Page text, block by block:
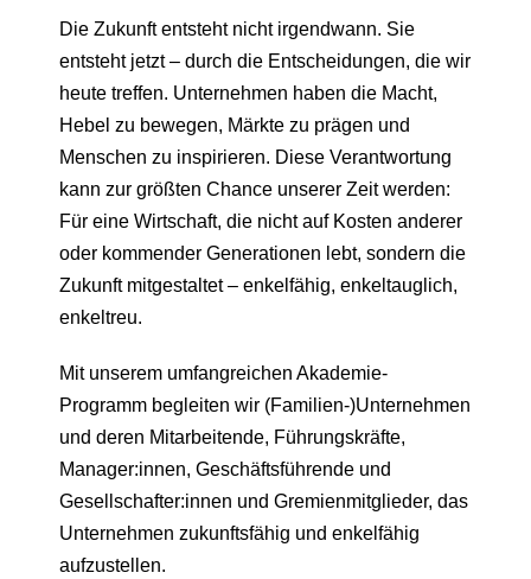
Die Zukunft entsteht nicht irgendwann. Sie
entsteht jetzt – durch die Entscheidungen, die wir
heute treffen. Unternehmen haben die Macht,
Hebel zu bewegen, Märkte zu prägen und
Menschen zu inspirieren. Diese Verantwortung
kann zur größten Chance unserer Zeit werden:
Für eine Wirtschaft, die nicht auf Kosten anderer
oder kommender Generationen lebt, sondern die
Zukunft mitgestaltet – enkelfähig, enkeltauglich,
enkeltreu.
Mit unserem umfangreichen Akademie-
Programm begleiten wir (Familien-)Unternehmen
und deren Mitarbeitende, Führungskräfte,
Manager:innen, Geschäftsführende und
Gesellschafter:innen und Gremienmitglieder, das
Unternehmen zukunftsfähig und enkelfähig
aufzustellen.